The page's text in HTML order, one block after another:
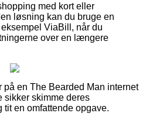
med kort eller
løsning kan du bruge en
ViaBill, når du
over en længere
på en The Bearded Man internet
sikker skimme deres
tit en omfattende opgave.